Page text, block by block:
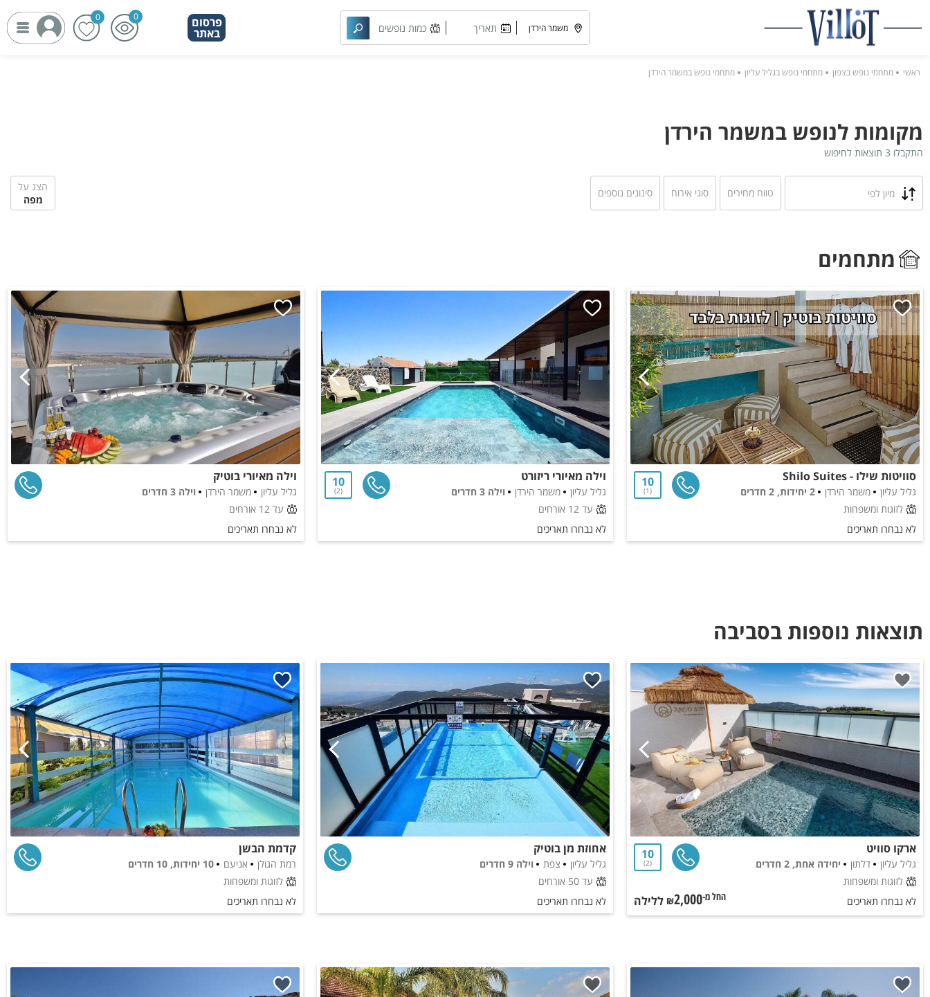
פרסום
באתר
ראשי מתחמי נופש בצפון מתחמי נופש בגליל עליון מתחמי נופש במשמר הירדן
מקומות לנופש במשמר הירדן
התקבלו 3 תוצאות לחיפוש
תאריך כמות נופשים
מיון לפי
הצג על
מפה
טווח מחירים סוגי אירוח סינונים נוספים
מתחמים
סוויטות שילו - Shilo Suites
גליל עליון משמר הירדן
2 יחידות, 2 חדרים
לזוגות ומשפחות
10
1
לא נבחרו תאריכים
וילה מאיורי ריזורט
גליל עליון משמר הירדן
וילה 3 חדרים
עד 12 אורחים
10
2
לא נבחרו תאריכים
וילה מאיורי בוטיק
גליל עליון משמר הירדן
וילה 3 חדרים
עד 12 אורחים
לא נבחרו תאריכים
תוצאות נוספות בסביבה
ארקו סוויט
גליל עליון דלתון
יחידה אחת, 2 חדרים
לזוגות ומשפחות
10
2
לא נבחרו תאריכים החל מ-₪2,000 ללילה
אחוזת מן בוטיק
גליל עליון צפת
וילה 9 חדרים
עד 50 אורחים
לא נבחרו תאריכים
קדמת הבשן
רמת הגולן אניעם
10 יחידות, 10 חדרים
לזוגות ומשפחות
לא נבחרו תאריכים